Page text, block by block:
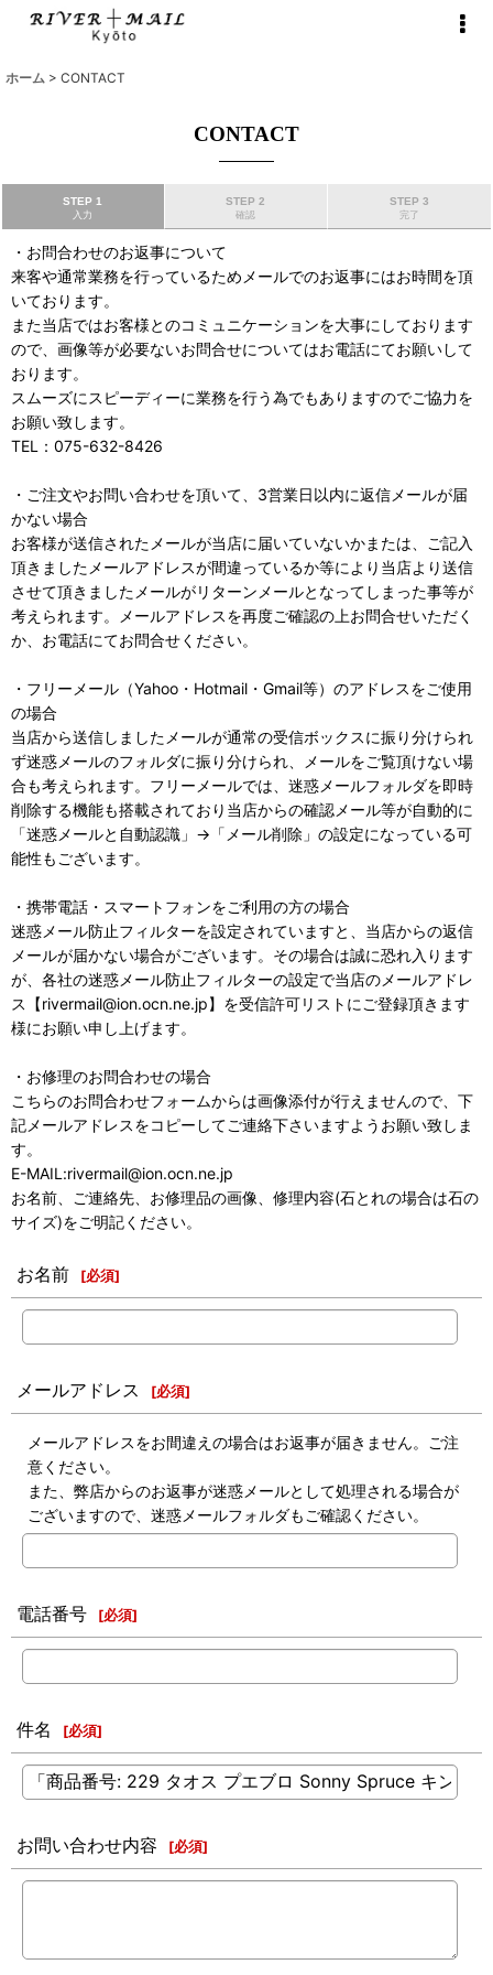
ホーム > CONTACT
CONTACT
STEP 1
入力
STEP 2
確認
STEP 3
完了
・お問合わせのお返事について
来客や通常業務を行っているためメールでのお返事にはお時間を頂
いております。
また当店ではお客様とのコミュニケーションを大事にしております
ので、画像等が必要ないお問合せについてはお電話にてお願いして
おります。
スムーズにスピーディーに業務を行う為でもありますのでご協力を
お願い致します。
TEL：075-632-8426
・ご注文やお問い合わせを頂いて、3営業日以内に返信メールが届
かない場合
お客様が送信されたメールが当店に届いていないかまたは、ご記入
頂きましたメールアドレスが間違っているか等により当店より送信
させて頂きましたメールがリターンメールとなってしまった事等が
考えられます。メールアドレスを再度ご確認の上お問合せいただく
か、お電話にてお問合せください。
・フリーメール（Yahoo・Hotmail・Gmail等）のアドレスをご使用
の場合
当店から送信しましたメールが通常の受信ボックスに振り分けられ
ず迷惑メールのフォルダに振り分けられ、メールをご覧頂けない場
合も考えられます。フリーメールでは、迷惑メールフォルダを即時
削除する機能も搭載されており当店からの確認メール等が自動的に
「迷惑メールと自動認識」→「メール削除」の設定になっている可
能性もございます。
・携帯電話・スマートフォンをご利用の方の場合
迷惑メール防止フィルターを設定されていますと、当店からの返信
メールが届かない場合がございます。その場合は誠に恐れ入ります
が、各社の迷惑メール防止フィルターの設定で当店のメールアドレ
ス【rivermail@ion.ocn.ne.jp】を受信許可リストにご登録頂きます
様にお願い申し上げます。
・お修理のお問合わせの場合
こちらのお問合わせフォームからは画像添付が行えませんので、下
記メールアドレスをコピーしてご連絡下さいますようお願い致しま
す。
E-MAIL:rivermail@ion.ocn.ne.jp
お名前、ご連絡先、お修理品の画像、修理内容(石とれの場合は石の
サイズ)をご明記ください。
お名前 [必須]
メールアドレス [必須]
メールアドレスをお間違えの場合はお返事が届きません。ご注
意ください。
また、弊店からのお返事が迷惑メールとして処理される場合が
ございますので、迷惑メールフォルダもご確認ください。
電話番号 [必須]
件名 [必須]
お問い合わせ内容 [必須]